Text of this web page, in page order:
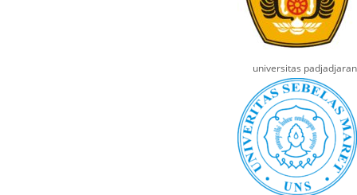
universitas padjadjaran